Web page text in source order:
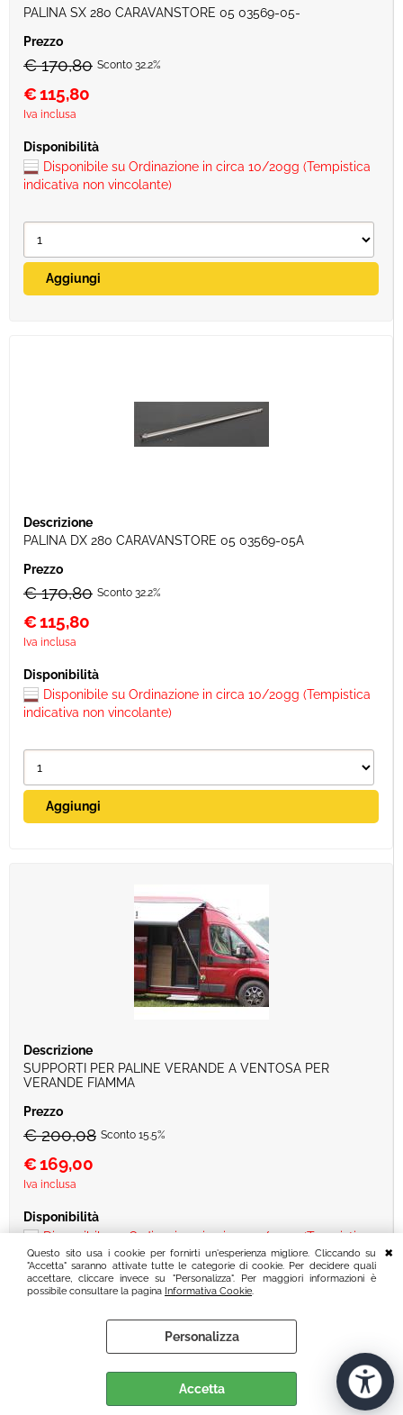
Questo sito usa i cookie per fornirti un'esperienza migliore. Cliccando su
"Accetta" saranno attivate tutte le categorie di cookie. Per decidere quali
accettare, cliccare invece su "Personalizza". Per maggiori informazioni è
possibile consultare la pagina Informativa Cookie.
Personalizza
Accetta
PALINA SX 280 CARAVANSTORE 05 03569-05-
€ 170,80 Sconto 32.2%
€115,80
Iva inclusa
Disponibile su Ordinazione in circa 10/20gg (Tempistica
indicativa non vincolante)
PALINA DX 280 CARAVANSTORE 05 03569-05A
€ 170,80 Sconto 32.2%
€115,80
Iva inclusa
Disponibile su Ordinazione in circa 10/20gg (Tempistica
indicativa non vincolante)
SUPPORTI PER PALINE VERANDE A VENTOSA PER
VERANDE FIAMMA
€ 200,08 Sconto 15.5%
€169,00
Iva inclusa
Disponibile su Ordinazione in circa 10/20gg (Tempistica
indicativa non vincolante)